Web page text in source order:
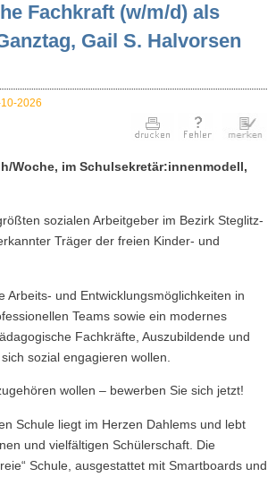
Fachkraft (w/m/d) als
Gail S. Halvorsen
2026
h/Woche, im Schulsekretär:innenmodell,
sozialen Arbeitgeber im Bezirk Steglitz-
Träger der freien Kinder- und
Arbeits- und Entwicklungsmöglichkeiten in
Teams sowie ein modernes
Fachkräfte, Auszubildende und
sozial engagieren wollen.
wollen – bewerben Sie sich jetzt!
Schule liegt im Herzen Dahlems und lebt
und vielfältigen Schülerschaft. Die
Schule, ausgestattet mit Smartboards und